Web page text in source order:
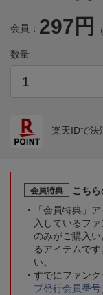
会員： 297円
数量
楽天IDで決
会員特典
こち
「会員特典」
入しているフ
のみがご購入
るアイテムで
い。
すでにファンク
ブ発行会員番号